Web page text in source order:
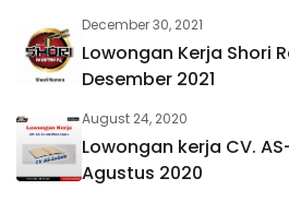
December 30, 2021
Lowongan Kerja Shori
Desember 2021
August 24, 2020
Lowongan kerja CV.
Agustus 2020